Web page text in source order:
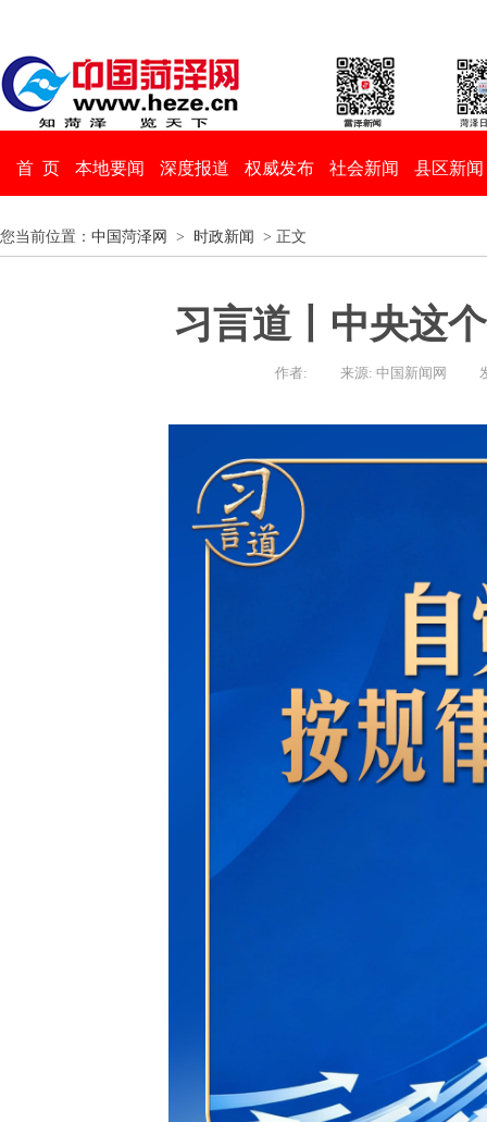
首 页 本地要闻 深度报道 权威发布 社会新闻 县区新闻
您当前位置： 中国菏泽网 > 时政新闻 > 正文
习言道丨中央这
作者: 来源: 中国新闻网